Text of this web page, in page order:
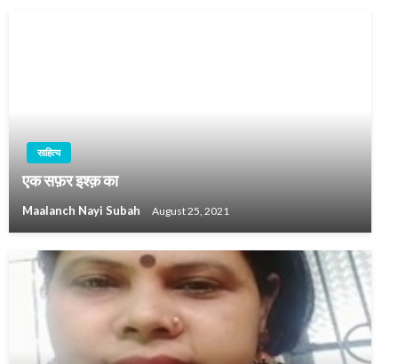
साहित्य
एक सफ़र इश्क़ का
Maalanch Nayi Subah August 25, 2021